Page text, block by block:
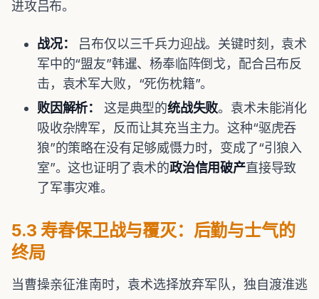
进攻吕布。
战况：
吕布仅以三千兵力迎战。关键时刻，袁术
军中的“盟友”韩暹、杨奉临阵倒戈，配合吕布反
击，袁术军大败，“死伤枕籍”。
败因解析：
这是典型的统战失败。袁术未能消化
吸收杂牌军，反而让其充当主力。这种“驱虎吞
狼”的策略在没有足够威慑力时，变成了“引狼入
室”。这也证明了袁术的政治信用破产直接导致
了军事灾难。
5.3 寿春保卫战与覆灭：后勤与士气的
终局
当曹操亲征淮南时，袁术选择放弃军队，独自渡淮逃